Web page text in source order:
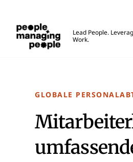
Lead People.
Work.
GLOBALE